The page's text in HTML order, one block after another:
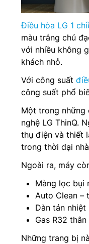
Điều hòa LG 1
màu trắng chủ
với nhiều không
khách nhỏ.
Với công suất
công suất phổ
Một trong những
nghệ LG ThinQ.
thụ điện và thiết
trong thời đại
Ngoài ra, máy
Màng lọc bụi
Auto Clean –
Dàn tản
Gas R32
Những trang bị